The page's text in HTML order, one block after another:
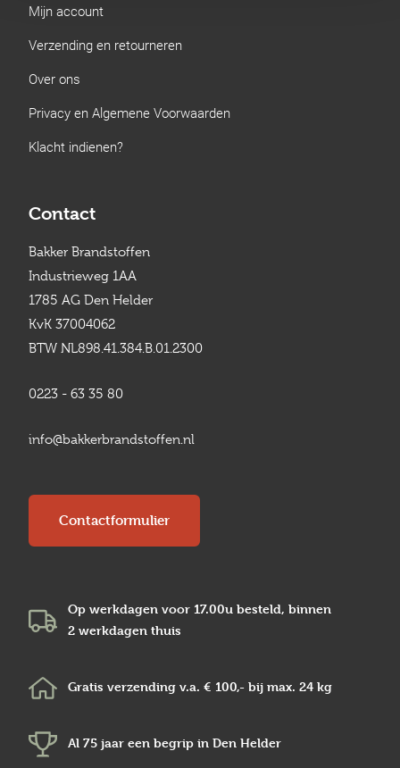
Mijn account
Verzending en retourneren
Over ons
Privacy en Algemene Voorwaarden
Klacht indienen?
Contact
Bakker Brandstoffen
Industrieweg 1AA
1785 AG Den Helder
KvK 37004062
BTW NL898.41.384.B.01.2300
0223 - 63 35 80
info@bakkerbrandstoffen.nl
Contactformulier
Op werkdagen voor 17.00u besteld, binnen
2 werkdagen thuis
Gratis verzending v.a. € 100,- bij max. 24 kg
Al 75 jaar een begrip in Den Helder